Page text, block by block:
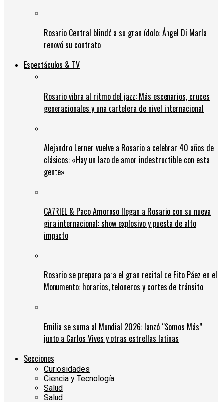
Rosario Central blindó a su gran ídolo: Ángel Di María
renovó su contrato
Espectáculos & TV
Rosario vibra al ritmo del jazz: Más escenarios, cruces
generacionales y una cartelera de nivel internacional
Alejandro Lerner vuelve a Rosario a celebrar 40 años de
clásicos: «Hay un lazo de amor indestructible con esta
gente»
CA7RIEL & Paco Amoroso llegan a Rosario con su nueva
gira internacional: show explosivo y puesta de alto
impacto
Rosario se prepara para el gran recital de Fito Páez en el
Monumento: horarios, teloneros y cortes de tránsito
Emilia se suma al Mundial 2026: lanzó “Somos Más”
junto a Carlos Vives y otras estrellas latinas
Secciones
Curiosidades
Ciencia y Tecnología
Salud
Salud